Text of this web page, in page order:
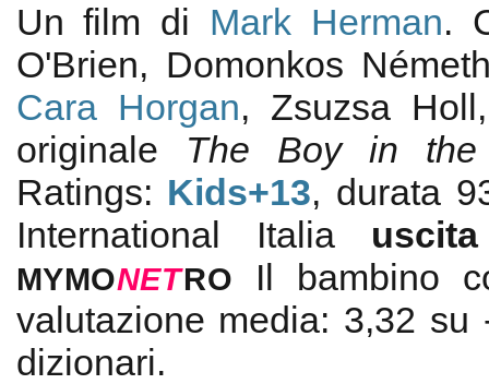
Un film di Mark Herman.
O'Brien, Domonkos
Cara Horgan, Zsuzsa
originale The Boy in the
Ratings: Kids+13, durata
International Italia
MYMONETRO
Il bambino
valutazione media: 3,32 su
dizionari.